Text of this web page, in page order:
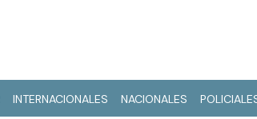
INTERNACIONALES NACIONALES